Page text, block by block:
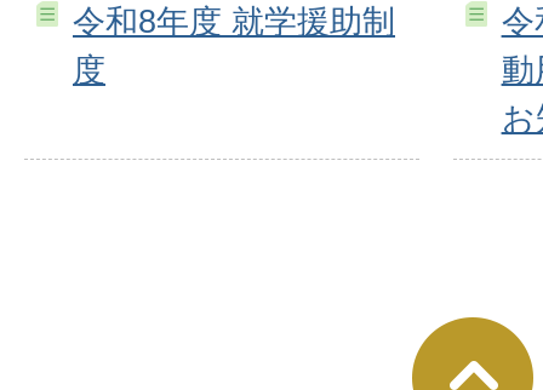
令和8年度 就学援助制
度
令
動